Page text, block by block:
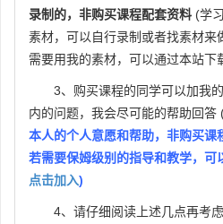
录制的，非购买课程配套资料 (学
素材，可以自行录制或者找素材来
需要用我的素材，可以通过本站下
3、购买课程的同学可以加我
内的问题，我会尽可能的帮助回答
本人的个人意愿和帮助，非购买课
若需要保姆级别的指导和教学，可
点击加入)
4、请仔细阅读上述几点再考虑